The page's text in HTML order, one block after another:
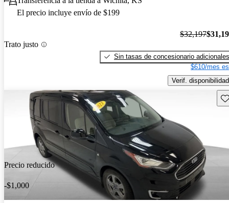
El precio incluye envío de $199
Trato justo
$32,197
Sin tasas de concesionario adicionales
$610/mes
Verif. disponibilidad
Precio reducido
-$1,000